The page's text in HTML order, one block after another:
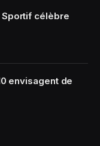
Sportif célèbre
envisagent de